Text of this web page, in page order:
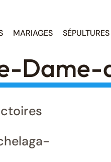
MARIAGES SÉPULTURES
Dame-